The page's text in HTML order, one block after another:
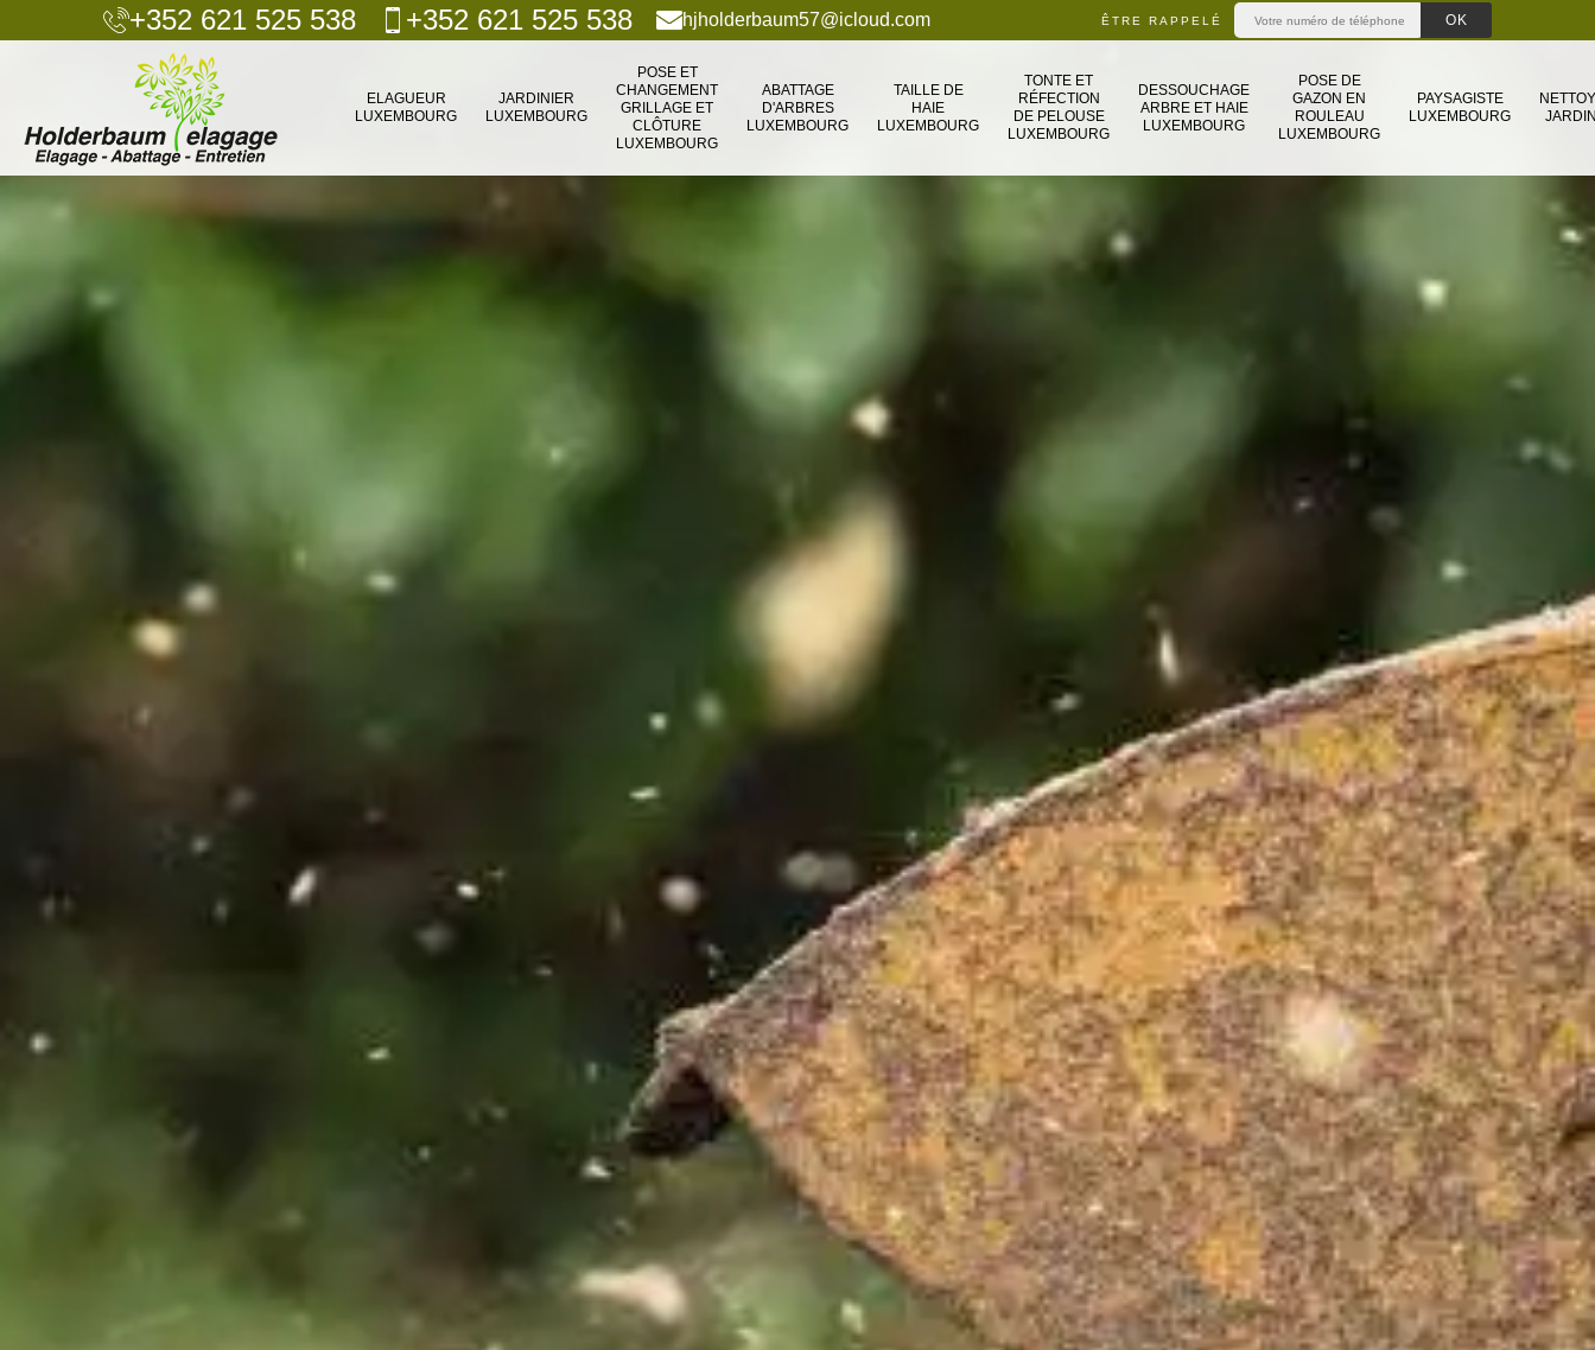
+352 621 525 538 +352 621 525 538 hjholderbaum57@icloud.com ÊTRE RAPPELÉ
ELAGUEUR
LUXEMBOURG
JARDINIER
LUXEMBOURG
POSE ET
CHANGEMENT
GRILLAGE ET
CLÔTURE
LUXEMBOURG
ABATTAGE
D'ARBRES
LUXEMBOURG
TAILLE DE
HAIE
LUXEMBOURG
TONTE ET
RÉFECTION
DE PELOUSE
LUXEMBOURG
DESSOUCHAGE
ARBRE ET HAIE
LUXEMBOURG
POSE DE
GAZON EN
ROULEAU
LUXEMBOURG
PAYSAGISTE
LUXEMBOURG